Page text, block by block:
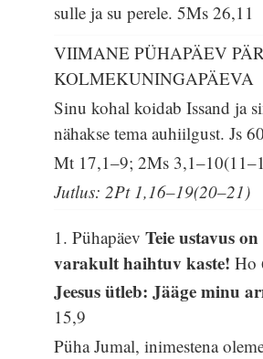
sulle ja su perele.5Ms 26,11
VIIMANE PÜHAPÄEV
KOLMEKUNINGAPÄEVA
Sinu kohal koidab Issand ja
nähakse tema auhiilgust.Js
Mt 17,1–9; 2Ms
Jutlus: 2Pt 1,16–19(20–21)
1. PühapäevTeie ustavus
varakult haihtuv kaste!Ho
Jeesus ütleb: Jääge minu
15,9
Püha Jumal, inimestena